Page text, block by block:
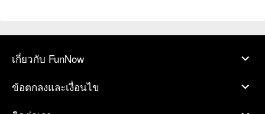
เกี่ยวกับ FunNow
ข้อตกลงและเงื่อนไข